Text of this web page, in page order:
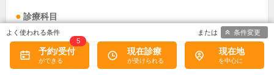
診療科目
整形外科 リハビリテーション科
診療/受付時間・休診日
予約/受付
5
現在診療 現在地
条件変更